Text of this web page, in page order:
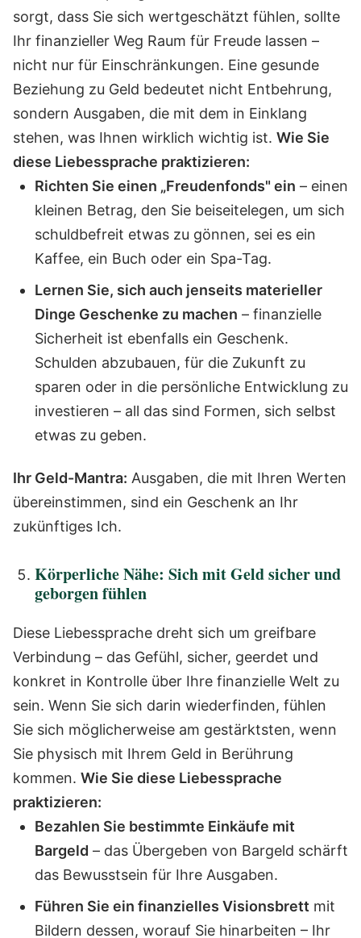
sorgt, dass Sie sich wertgeschätzt fühlen, sollte
Ihr finanzieller Weg Raum für Freude lassen –
nicht nur für Einschränkungen. Eine gesunde
Beziehung zu Geld bedeutet nicht Entbehrung,
sondern Ausgaben, die mit dem in Einklang
stehen, was Ihnen wirklich wichtig ist. Wie Sie
diese Liebessprache praktizieren:
Richten Sie einen „Freudenfonds" ein – einen
kleinen Betrag, den Sie beiseitelegen, um sich
schuldbefreit etwas zu gönnen, sei es ein
Kaffee, ein Buch oder ein Spa-Tag.
Lernen Sie, sich auch jenseits materieller
Dinge Geschenke zu machen – finanzielle
Sicherheit ist ebenfalls ein Geschenk.
Schulden abzubauen, für die Zukunft zu
sparen oder in die persönliche Entwicklung zu
investieren – all das sind Formen, sich selbst
etwas zu geben.
Ihr Geld-Mantra: Ausgaben, die mit Ihren Werten
übereinstimmen, sind ein Geschenk an Ihr
zukünftiges Ich.
Körperliche Nähe: Sich mit Geld sicher und
geborgen fühlen
Diese Liebessprache dreht sich um greifbare
Verbindung – das Gefühl, sicher, geerdet und
konkret in Kontrolle über Ihre finanzielle Welt zu
sein. Wenn Sie sich darin wiederfinden, fühlen
Sie sich möglicherweise am gestärktsten, wenn
Sie physisch mit Ihrem Geld in Berührung
kommen. Wie Sie diese Liebessprache
praktizieren:
Bezahlen Sie bestimmte Einkäufe mit
Bargeld – das Übergeben von Bargeld schärft
das Bewusstsein für Ihre Ausgaben.
Führen Sie ein finanzielles Visionsbrett mit
Bildern dessen, worauf Sie hinarbeiten – Ihr